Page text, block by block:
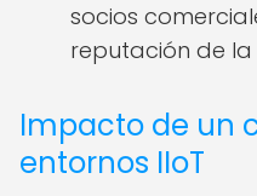
socios
reputación de
Impacto de un
entornos IIoT